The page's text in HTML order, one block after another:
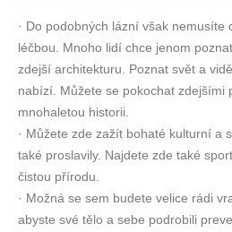
· Do podobných lázní však nemusíte
léčbou. Mnoho lidí chce jenom
zdejší architekturu. Poznat svět a
nabízí. Můžete se pokochat zdejšími
mnohaletou historii.
· Můžete zde zažít bohaté kulturní a
také proslavily. Najdete zde také
čistou přírodu.
· Možná se sem budete velice rádi
abyste své tělo a sebe podrobili